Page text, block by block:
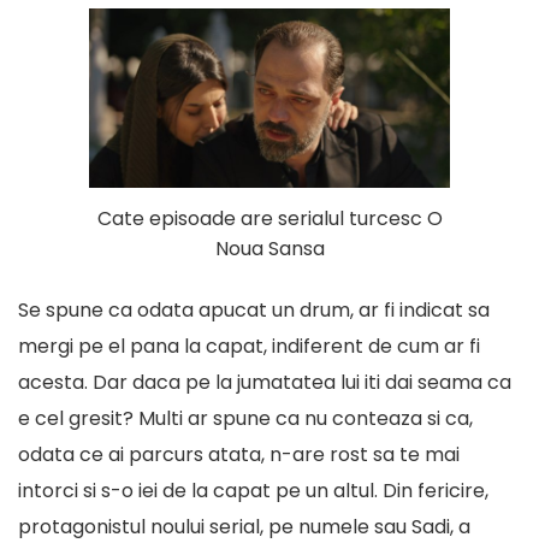
Cate episoade are serialul turcesc O
Noua Sansa
Se spune ca odata apucat un drum, ar fi indicat sa
mergi pe el pana la capat, indiferent de cum ar fi
acesta. Dar daca pe la jumatatea lui iti dai seama ca
e cel gresit? Multi ar spune ca nu conteaza si ca,
odata ce ai parcurs atata, n-are rost sa te mai
intorci si s-o iei de la capat pe un altul. Din fericire,
protagonistul noului serial, pe numele sau Sadi, a